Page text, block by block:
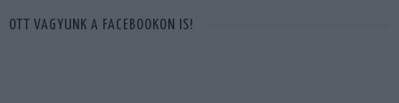
OTT VAGYUNK A FACEBOOKON IS!